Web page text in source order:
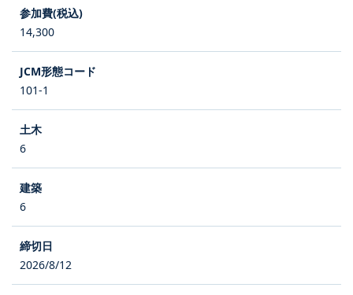
14,300
101-1
6
6
2026/8/12